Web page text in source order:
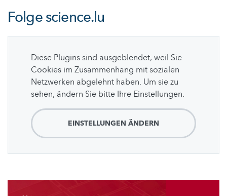
Folgescience.lu
Diese Plugins sind ausgeblendet, weil Sie
Cookies im Zusammenhang mit sozialen
Netzwerken abgelehnt haben. Um sie zu
sehen, ändern Sie bitte Ihre Einstellungen.
EINSTELLUNGEN ÄNDERN